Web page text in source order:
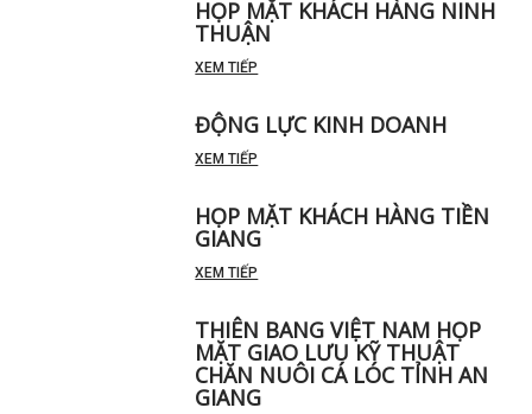
HỌP MẶT KHÁCH HÀNG NINH
THUẬN
XEM TIẾP
ĐỘNG LỰC KINH DOANH
XEM TIẾP
HỌP MẶT KHÁCH HÀNG TIỀN
GIANG
XEM TIẾP
THIÊN BANG VIỆT NAM HỌP
MẶT GIAO LƯU KỸ THUẬT
CHĂN NUÔI CÁ LÓC TỈNH AN
GIANG